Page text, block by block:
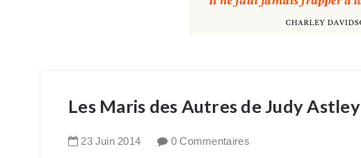
Les Maris des Autres de Judy Astley
23 Juin 2014 0 Commentaires